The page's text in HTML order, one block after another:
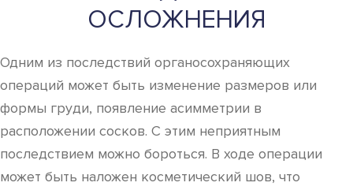
ОСЛОЖНЕНИЯ
Одним из последствий органосохраняющих
операций может быть изменение размеров или
формы груди, появление асимметрии в
расположении сосков. С этим неприятным
последствием можно бороться. В ходе операции
может быть наложен косметический шов, что